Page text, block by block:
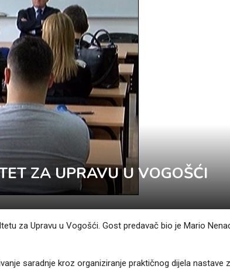
ZA UPRAVU U VOGOŠĆI
za Upravu u Vogošći. Gost predavač bio je Mario
saradnje kroz organiziranje praktičnog dijela nastave